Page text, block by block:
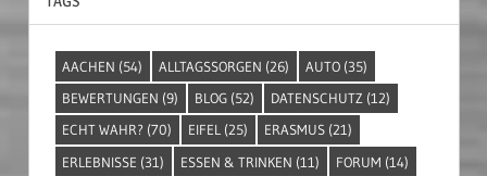
AACHEN (54) ALLTAGSSORGEN (26) AUTO (35)
BEWERTUNGEN (9) BLOG (52) DATENSCHUTZ (12)
ECHT WAHR? (70) EIFEL (25) ERASMUS (21)
ERLEBNISSE (31) ESSEN & TRINKEN (11) FORUM (14)